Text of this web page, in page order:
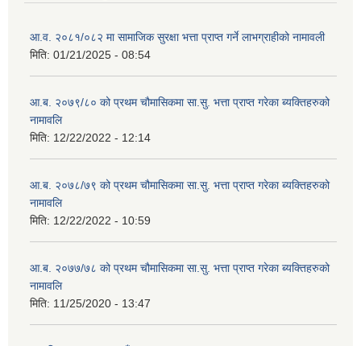
आ.व. २०८१/०८२ मा सामाजिक सुरक्षा भत्ता प्राप्त गर्ने लाभग्राहीको नामावली
मिति: 01/21/2025 - 08:54
आ.ब. २०७९/८० को प्रथम चौमासिकमा सा.सु. भत्ता प्राप्त गरेका ब्यक्तिहरुको
नामावलि
मिति: 12/22/2022 - 12:14
आ.ब. २०७८/७९ को प्रथम चौमासिकमा सा.सु. भत्ता प्राप्त गरेका ब्यक्तिहरुको
नामावलि
मिति: 12/22/2022 - 10:59
आ.ब. २०७७/७८ को प्रथम चौमासिकमा सा.सु. भत्ता प्राप्त गरेका ब्यक्तिहरुको
नामावलि
मिति: 11/25/2020 - 13:47